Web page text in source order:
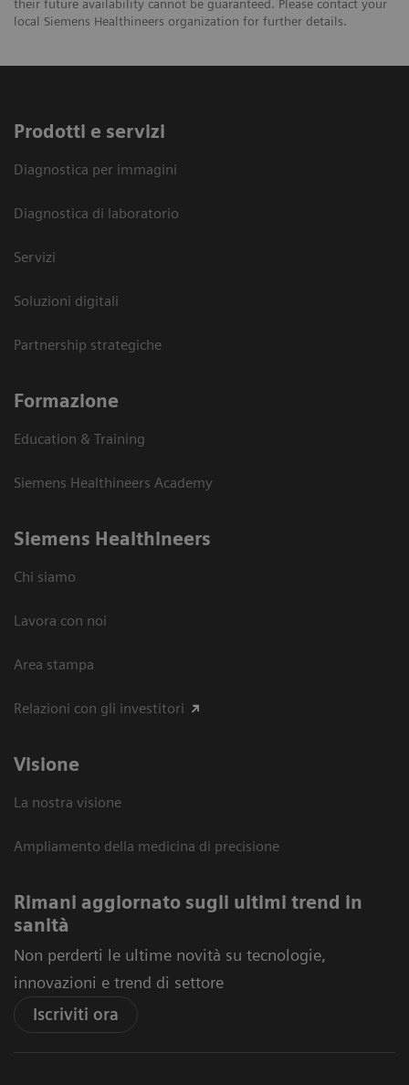
their future availability cannot be guaranteed. Please contact your
local Siemens Healthineers organization for further details.
Prodotti e servizi
Diagnostica per immagini
Diagnostica di laboratorio
Servizi
Soluzioni digitali
Partnership strategiche
Formazione
Education & Training
Siemens Healthineers Academy
Siemens Healthineers
Chi siamo
Lavora con noi
Area stampa
Relazioni con gli investitori
Visione
La nostra visione
Ampliamento della medicina di precisione
Rimani aggiornato sugli ultimi trend in
sanità
Non perderti le ultime novità su tecnologie,
innovazioni e trend di settore
Iscriviti ora